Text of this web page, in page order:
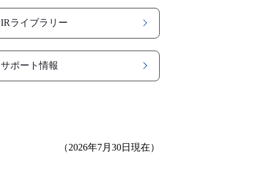
IRライブラリー
サポート情報
（2026年7月30日現在）